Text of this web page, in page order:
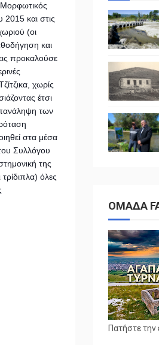
και στις
(οι
και
προκαλούσε
χωρίς
έτσι
των
στα μέσα
Συλλόγου
της
όλες
ΟΜΑΔΑ
Πατήστε την